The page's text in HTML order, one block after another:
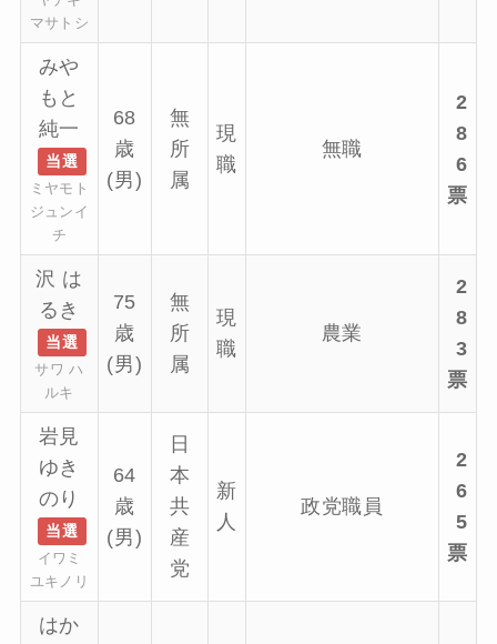
マサトシ
みや
もと
純一
当選
ミヤモト
ジュンイ
チ
68
歳
(男)
無
所
属
現
職
無職
2
8
6
票
沢 は
るき
当選
サワ ハ
ルキ
75
歳
(男)
無
所
属
現
職
農業
2
8
3
票
岩見
ゆき
のり
当選
イワミ
ユキノリ
64
歳
(男)
日
本
共
産
党
新
人
政党職員
2
6
5
票
はか